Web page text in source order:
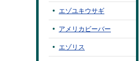
エゾユキウサギ
アメリカビーバー
エゾリス